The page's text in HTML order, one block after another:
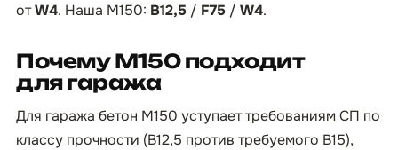
отW4. Наша М150: B12,5 / F75 / W4.
Почему М150 подходит
для гаража
Для гаража бетон М150 уступает требованиям СП по
классу прочности (B12,5 против требуемого B15),